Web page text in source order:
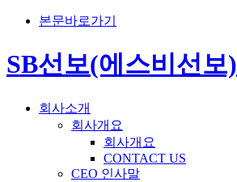
본문바로가기
SB선보(에스비선보)
회사소개
회사개요
회사개요
CONTACT US
CEO 인사말